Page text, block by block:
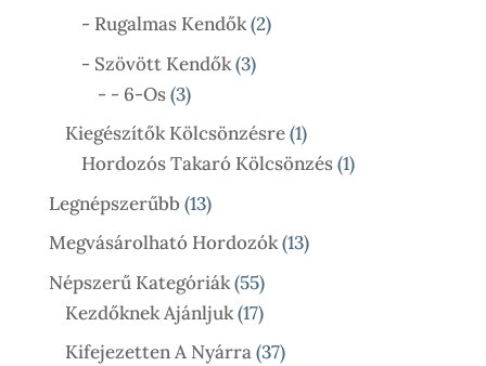
Termék
- Rugalmas Kendők 22
- Szövött Kendők 33
- - 6-Os 33
Termék
Kiegészítők Kölcsönzésre 11
Termék
Hordozós Takaró Kölcsönzés 11
Legnépszerűbb 1313
Termék
Megvásárolható Hordozók 1313
Népszerű Kategóriák 5555
Termék
Kezdőknek Ajánljuk 1717
Termék
Kifejezetten A Nyárra 3737